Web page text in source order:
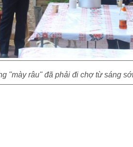
"mày râu" đã phải đi chợ từ sáng